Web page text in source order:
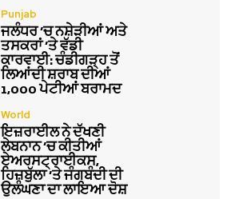
Punjab
ਜਲੰਧਰ ‘ਚ ਨਸ਼ੇੜੀਆਂ ਅਤੇ
ਤਸਕਰਾਂ ‘ਤੇ ਵੱਡੀ
ਕਾਰਵਾਈ: ਚੰਡੀਗੜ੍ਹ ਤੋਂ
ਲਿਆਂਦੀ ਸ਼ਰਾਬ ਦੀਆਂ
1,000 ਪੇਟੀਆਂ ਬਰਾਮਦ
World
ਇਜ਼ਰਾਈਲ ਨੇ ਦੱਖਣੀ
ਲੇਬਨਾਨ ‘ਚ ਕੀਤੀਆਂ
ਏਅਰਸਟ੍ਰਾਈਕਸ,
ਹਿਜ਼ਬੁੱਲਾ ‘ਤੇ ਜੰਗਬੰਦੀ ਦੀ
ਉਲੰਘਣਾ ਦਾ ਲਾਇਆ ਦੋਸ਼